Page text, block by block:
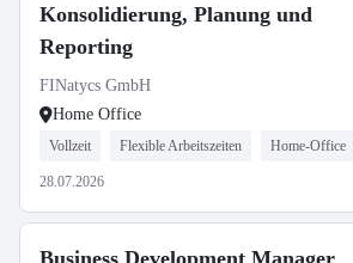
Konsolidierung, Planung und
Reporting
FINatycs GmbH
Home Office
Vollzeit Flexible Arbeitszeiten Home-Office
28.07.2026
Business Development Manager